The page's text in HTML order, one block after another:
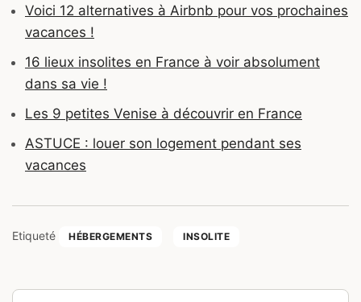
Voici 12 alternatives à Airbnb pour vos prochaines
vacances !
16 lieux insolites en France à voir absolument
dans sa vie !
Les 9 petites Venise à découvrir en France
ASTUCE : louer son logement pendant ses
vacances
Etiqueté HÉBERGEMENTS INSOLITE